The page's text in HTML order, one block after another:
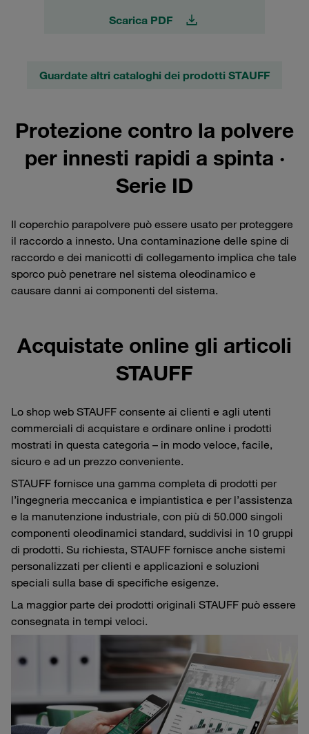
Scarica PDF
Guardate altri cataloghi dei prodotti STAUFF
Protezione contro la polvere
per innesti rapidi a spinta ·
Serie ID
Il coperchio parapolvere può essere usato per proteggere
il raccordo a innesto. Una contaminazione delle spine di
raccordo e dei manicotti di collegamento implica che tale
sporco può penetrare nel sistema oleodinamico e
causare danni ai componenti del sistema.
Acquistate online gli articoli
STAUFF
Lo shop web STAUFF consente ai clienti e agli utenti
commerciali di acquistare e ordinare online i prodotti
mostrati in questa categoria – in modo veloce, facile,
sicuro e ad un prezzo conveniente.
STAUFF fornisce una gamma completa di prodotti per
l’ingegneria meccanica e impiantistica e per l’assistenza
e la manutenzione industriale, con più di 50.000 singoli
componenti oleodinamici standard, suddivisi in 10 gruppi
di prodotti. Su richiesta, STAUFF fornisce anche sistemi
personalizzati per clienti e applicazioni e soluzioni
speciali sulla base di specifiche esigenze.
La maggior parte dei prodotti originali STAUFF può essere
consegnata in tempi veloci.